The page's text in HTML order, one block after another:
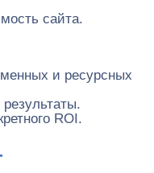
сайта.
и ресурсных
ROI.